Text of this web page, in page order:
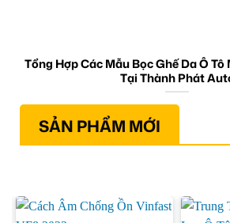
Tổng Hợp Các Mẫu Bọc Ghế Da Ô
Tại Thành Phát
SẢN PHẨM MỚI